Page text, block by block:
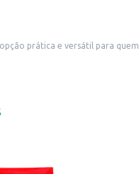
opção prática e versátil para
até as mais elaboradas.